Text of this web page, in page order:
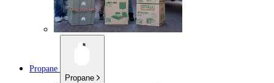
Propane
Propane